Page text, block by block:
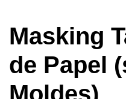
Masking
de Papel
Moldes)